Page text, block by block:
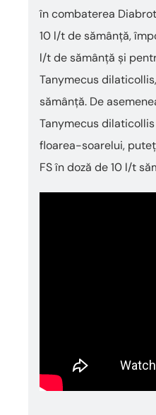
în combaterea
10 l/t de sămânță,
l/t de sămânță și
Tanymecus
sămânță. De
Tanymecus
floarea-soarelui,
FS în doză de 10 l/t